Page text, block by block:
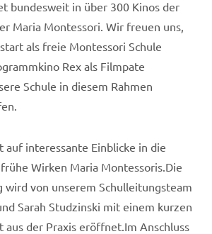
bundesweit in über 300 Kinos der
Maria Montessori. Wir freuen uns,
als freie Montessori Schule
Rex als Filmpate
Schule in diesem Rahmen
auf interessante Einblicke in die
Wirken Maria Montessoris.Die
wird von unserem Schulleitungsteam
Sarah Studzinski mit einem kurzen
aus der Praxis eröffnet.Im Anschluss